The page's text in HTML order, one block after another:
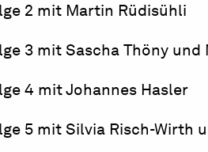
2 mit Martin Rüdisühli
3 mit Sascha Thöny
4 mit Johannes Hasler
5 mit Silvia Risch-Wirth